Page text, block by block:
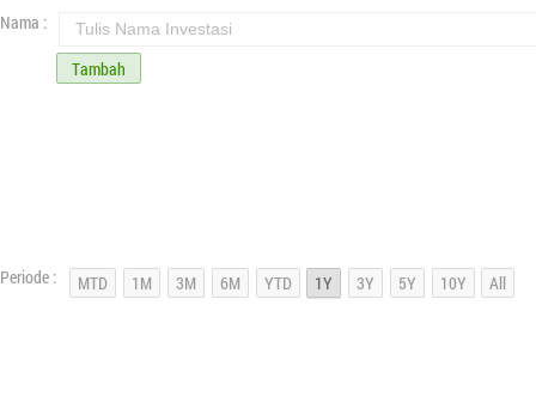
Nama : Tulis Nama Investasi
Tambah
Periode :